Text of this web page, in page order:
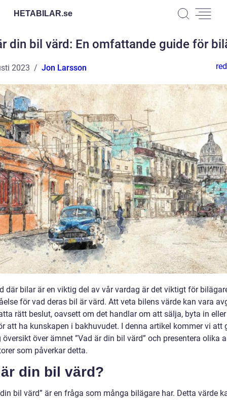
HETABILAR.se
din bil värd: En omfattande guide för
2023 Jon Larsson
där bilar är en viktig del av vår vardag är det viktigt för
för vad deras bil är värd. Att veta bilens värde kan vara
rätt beslut, oavsett om det handlar om att sälja, byta in
att ha kunskapen i bakhuvudet. I denna artikel kommer vi att
över ämnet ”Vad är din bil värd” och presentera olika
som påverkar detta.
din bil värd?
bil värd” är en fråga som många bilägare har. Detta värde